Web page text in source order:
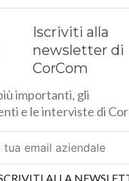
Iscriviti alla
newsletter di
CorCom
importanti, gli
e le interviste di
ALLA